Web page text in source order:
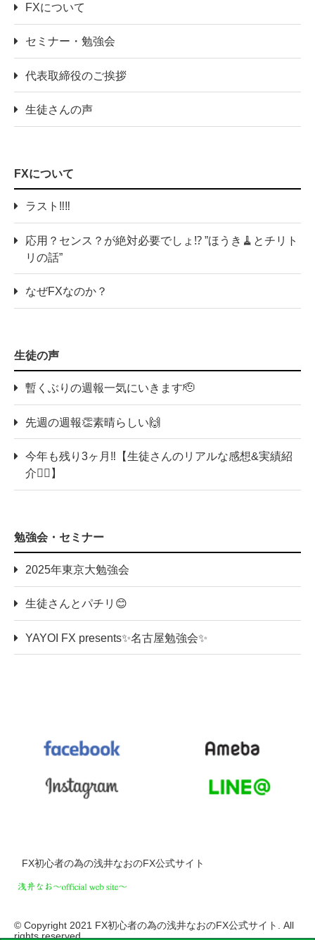
FXについて
セミナー・勉強会
代表取締役のご挨拶
生徒さんの声
FXについて
ラスト‼️‼️
応用？センス？が絶対必要でしょ⁉️ ”ほうき🧹とチリト
リの話”
なぜFXなのか？
生徒の声
暫くぶりの週報一気にいきます🫡
先週の週報👏素晴らしい🙌
今年も残り3ヶ月‼️【生徒さんのリアルな感想&実績紹
介💁‍♀️】
勉強会・セミナー
2025年東京大勉強会
生徒さんとパチリ😊
YAYOI FX presents✨名古屋勉強会✨
FX初心者の為の浅井なおのFX公式サイト
© Copyright 2021 FX初心者の為の浅井なおのFX公式サイト. All
rights reserved.